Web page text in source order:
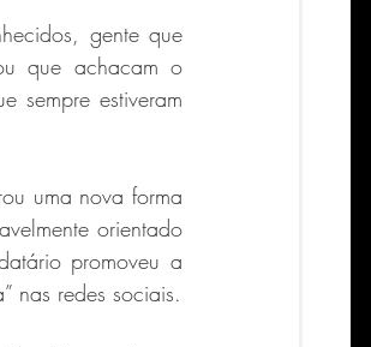
gente que
que achacam o
sempre estiveram
uma nova forma
orientado
promoveu a
nas redes sociais.